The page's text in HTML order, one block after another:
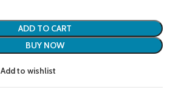
ADD TO CART
BUY NOW
Add to wishlist